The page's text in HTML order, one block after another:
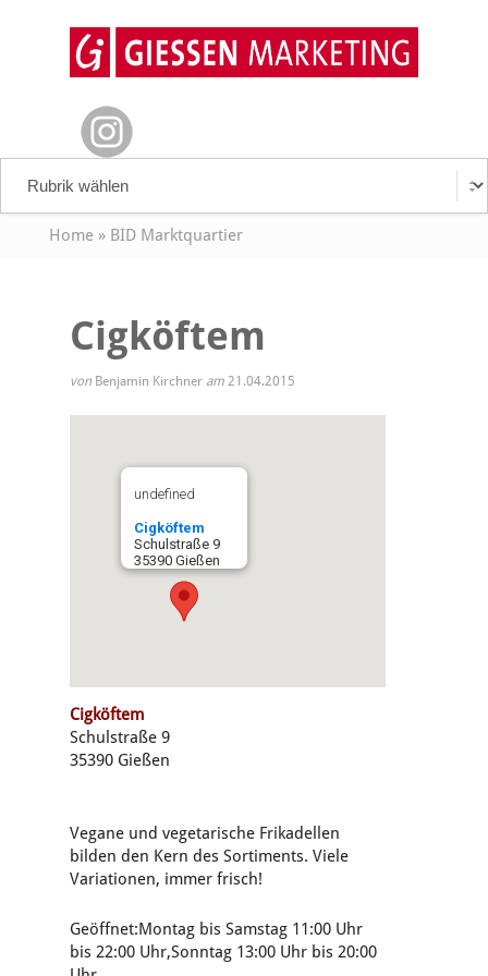
Home» BID Marktquartier
Cigköftem
von Benjamin Kirchner am 21.04.2015
undefined
Cigköftem
Schulstraße 9
35390 Gießen
Cigköftem
Schulstraße 9
35390 Gießen
Vegane und vegetarische Frikadellen
bilden den Kern des Sortiments. Viele
Variationen, immer frisch!
Geöffnet:Montag bis Samstag 11:00 Uhr
bis 22:00 Uhr,Sonntag 13:00 Uhr bis 20:00